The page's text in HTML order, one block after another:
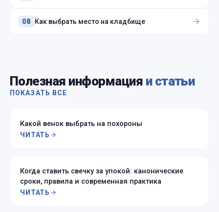
08 Как выбрать место на кладбище
Полезная информация и статьи
ПОКАЗАТЬ ВСЕ
Какой венок выбрать на похороны
ЧИТАТЬ
Когда ставить свечку за упокой: канонические
сроки, правила и современная практика
ЧИТАТЬ